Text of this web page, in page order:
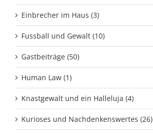
Einbrecher im Haus (3)
Fussball und Gewalt (10)
Gastbeiträge (50)
Human Law (1)
Knastgewalt und ein Halleluja (4)
Kurioses und Nachdenkenswertes (26)